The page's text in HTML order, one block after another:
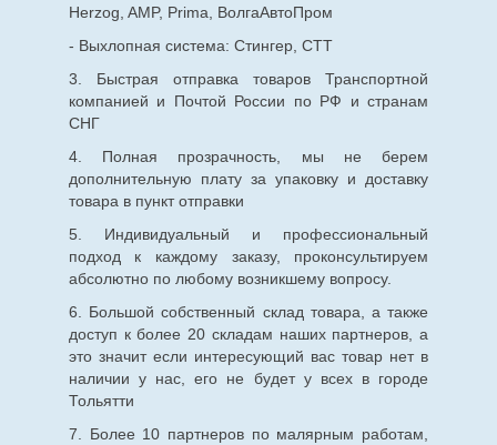
Herzog, AMP, Prima, ВолгаАвтоПром
- Выхлопная система: Стингер, СТТ
3. Быстрая отправка товаров Транспортной
компанией и Почтой России по РФ и странам
СНГ
4. Полная прозрачность, мы не берем
дополнительную плату за упаковку и доставку
товара в пункт отправки
5. Индивидуальный и профессиональный
подход к каждому заказу, проконсультируем
абсолютно по любому возникшему вопросу.
6. Большой собственный склад товара, а также
доступ к более 20 складам наших партнеров, а
это значит если интересующий вас товар нет в
наличии у нас, его не будет у всех в городе
Тольятти
7. Более 10 партнеров по малярным работам,